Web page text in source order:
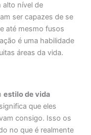
alto nível de
ser capazes de se
até mesmo fusos
é uma habilidade
áreas da vida.
estilo de vida
que eles
consigo. Isso os
no que é realmente